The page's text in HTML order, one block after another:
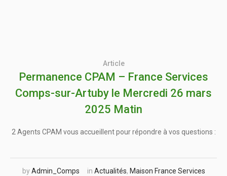
Article
Permanence CPAM – France Services
Comps-sur-Artuby le Mercredi 26 mars
2025 Matin
2 Agents CPAM vous accueillent pour répondre à vos questions :
byAdmin_Comps in Actualités, Maison France Services